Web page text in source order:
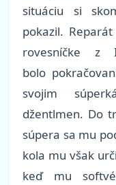
situáciu si
pokazil.
rovesníčke
bolo
svojim
džentlmen. Do
súpera sa mu
kola mu však
keď mu